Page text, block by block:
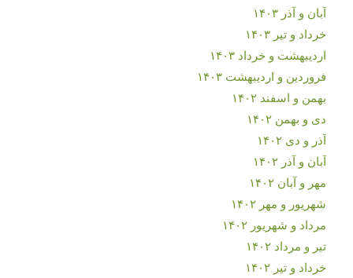
آبان و آذر ۱۴۰۳
خرداد و تیر ۱۴۰۳
اردیبهشت و خرداد ۱۴۰۳
فروردین و اردیبهشت ۱۴۰۳
بهمن و اسفند ۱۴۰۲
دی و بهمن ۱۴۰۲
آذر و دی ۱۴۰۲
آبان و آذر ۱۴۰۲
مهر و آبان ۱۴۰۲
شهریور و مهر ۱۴۰۲
مرداد و شهریور ۱۴۰۲
تیر و مرداد ۱۴۰۲
خرداد و تیر ۱۴۰۲